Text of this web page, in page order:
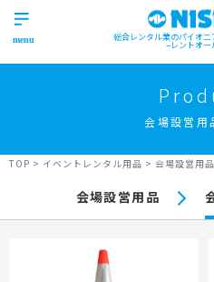
総合レンタル業のパイオ
レントオ
Product
実績
商品 ニ
キーワード検索
会場設営
TOP > イベントレンタル用品 > 会場設営用品
会場設営用品